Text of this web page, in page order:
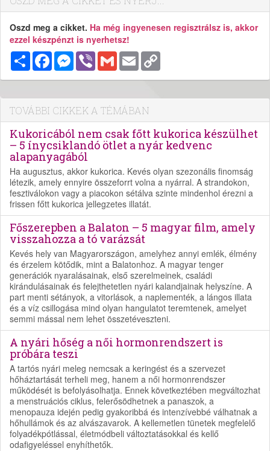
Oszd meg a cikket. Ha még ingyenesen regisztrálsz is, akkor
ezzel készpénzt is nyerhetsz!
MegosztásFacebookMessenger
Viber Gmail Email
TOVÁBBI CIKKEK A TÉMÁBAN
Kukoricából nem csak főtt kukorica készülhet
– 5 ínycsiklandó ötlet a nyár kedvenc
alapanyagából
Ha augusztus, akkor kukorica. Kevés olyan szezonális finomság
létezik, amely ennyire összeforrt volna a nyárral. A strandokon,
fesztiválokon vagy a piacokon sétálva szinte mindenhol érezni a
frissen főtt kukorica jellegzetes illatát.
Főszerepben a Balaton – 5 magyar film, amely
visszahozza a tó varázsát
Kevés hely van Magyarországon, amelyhez annyi emlék, élmény
és érzelem kötődik, mint a Balatonhoz. A magyar tenger
generációk nyaralásainak, első szerelmeinek, családi
kirándulásainak és felejthetetlen nyári kalandjainak helyszíne. A
part menti sétányok, a vitorlások, a naplementék, a lángos illata
és a víz csillogása mind olyan hangulatot teremtenek, amelyet
semmi mással nem lehet összetéveszteni.
A nyári hőség a női hormonrendszert is
próbára teszi
A tartós nyári meleg nemcsak a keringést és a szervezet
hőháztartását terheli meg, hanem a női hormonrendszer
működését is befolyásolhatja. Ennek következtében megváltozhat
a menstruációs ciklus, felerősödhetnek a panaszok, a
menopauza idején pedig gyakoribbá és intenzívebbé válhatnak a
hőhullámok és az alvászavarok. A kellemetlen tünetek megfelelő
folyadékpótlással, életmódbeli változtatásokkal és kellő
odafigyeléssel enyhíthetők.